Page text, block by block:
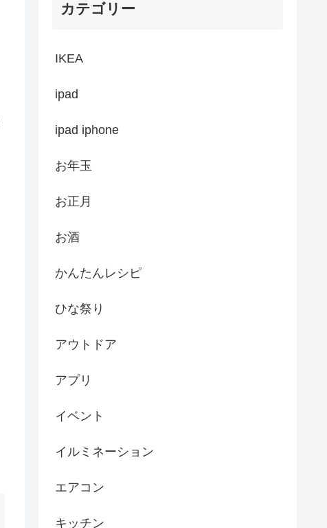
カテゴリー
IKEA
ipad
ipad iphone
お年玉
お正月
お酒
かんたんレシピ
ひな祭り
アウトドア
アプリ
イベント
イルミネーション
エアコン
キッチン